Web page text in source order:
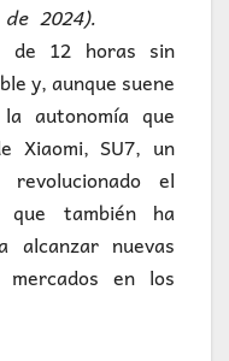
10 de 2024).
de 12 horas sin
y, aunque suene
autonomía que
Xiaomi, SU7, un
el
que también ha
alcanzar nuevas
en los